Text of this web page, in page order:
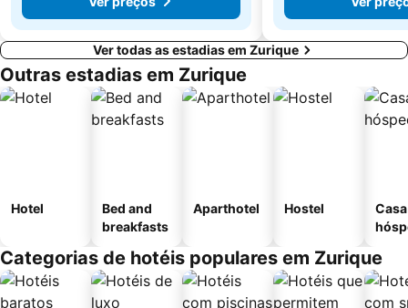
Ver todas as estadias em Zurique
Outras estadias em Zurique
Hotel
Bed and
breakfasts
Aparthotel Hostel
Categorias de hotéis populares em Zurique